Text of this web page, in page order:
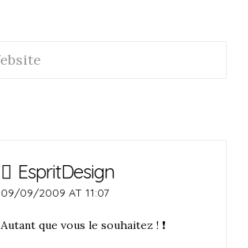
EspritDesign
09/09/2009 AT 11:07
Autant que vous le souhaitez ! ❗